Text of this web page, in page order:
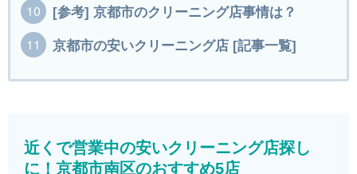
[参考] 京都市のクリーニング店事情は？
京都市の安いクリーニング店 [記事一覧]
近くで営業中の安いクリーニング店探し
に！京都市南区のおすすめ5店